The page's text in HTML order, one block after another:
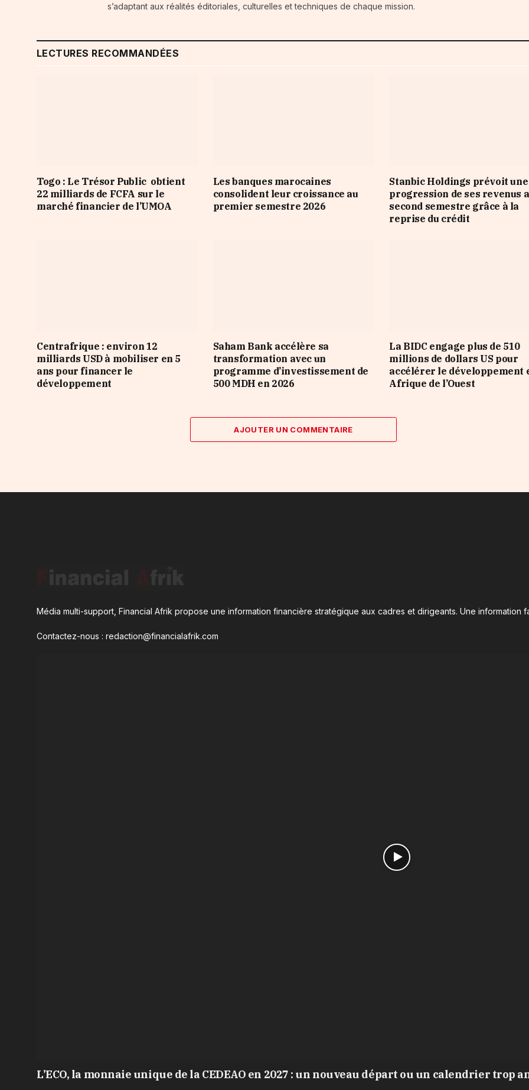
s’adaptant aux réalités éditoriales, culturelles et techniques de chaque mission.
LECTURES RECOMMANDÉES
Togo : Le Trésor Public obtient
22 milliards de FCFA sur le
marché financier de l’UMOA
Les banques marocaines
consolident leur croissance au
premier semestre 2026
Stanbic Holdings prévoit une
progression de ses revenus
second semestre grâce à la
reprise du crédit
Centrafrique : environ 12
milliards USD à mobiliser en 5
ans pour financer le
développement
Saham Bank accélère sa
transformation avec un
programme d’investissement de
500 MDH en 2026
La BIDC engage plus de 510
millions de dollars US pour
accélérer le développement
Afrique de l’Ouest
AJOUTER UN COMMENTAIRE
Média multi-support, Financial Afrik propose une information financière stratégique aux cadres et dirigeants. Une information
Contactez-nous : redaction@financialafrik.com
L’ECO, la monnaie unique de la CEDEAO en 2027 : un nouveau départ ou un calendrier trop